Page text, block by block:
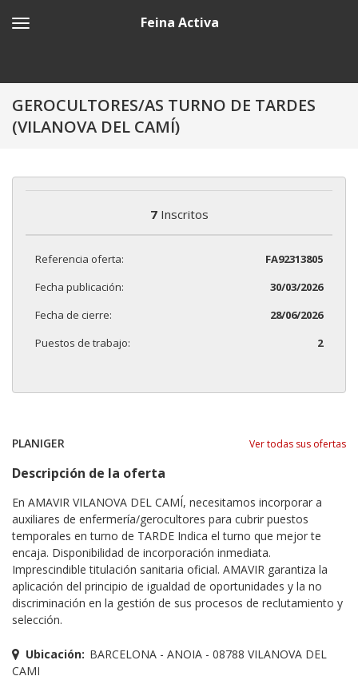
Feina Activa
GEROCULTORES/AS TURNO DE TARDES
(VILANOVA DEL CAMÍ)
7Inscritos
Referencia oferta:
FA92313805
Fecha publicación:
30/03/2026
Fecha de cierre:
28/06/2026
Puestos de trabajo:
2
PLANIGER Ver todas sus ofertas
Descripción de la oferta
En AMAVIR VILANOVA DEL CAMÍ, necesitamos incorporar a
auxiliares de enfermería/gerocultores para cubrir puestos
temporales en turno de TARDE Indica el turno que mejor te
encaja. Disponibilidad de incorporación inmediata.
Imprescindible titulación sanitaria oficial. AMAVIR garantiza la
aplicación del principio de igualdad de oportunidades y la no
discriminación en la gestión de sus procesos de reclutamiento y
selección.
Ubicación: BARCELONA - ANOIA - 08788 VILANOVA DEL
CAMI